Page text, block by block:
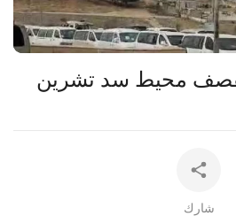
يقصف محيط سد تشرين
شارك